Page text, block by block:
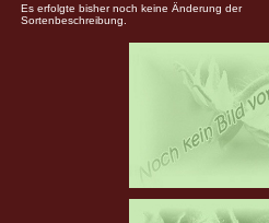
Es erfolgte bisher noch keine Änderung der
Sortenbeschreibung.